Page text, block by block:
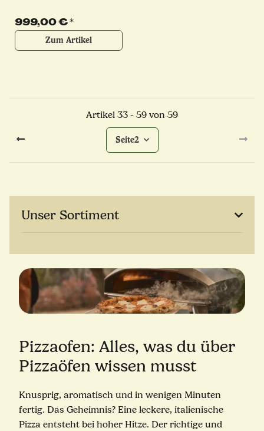
999,00 €*
Zum Artikel
Artikel 33 - 59 von 59
Seite2
Unser Sortiment
Pizzaofen: Alles, was du über
Pizzaöfen wissen musst
Knusprig, aromatisch und in wenigen Minuten
fertig. Das Geheimnis? Eine leckere, italienische
Pizza entsteht bei hoher Hitze. Der richtige und